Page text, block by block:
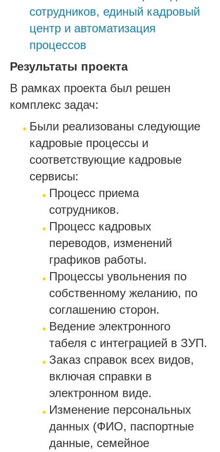
сотрудников, единый кадровый
центр и автоматизация
процессов
Результаты проекта
В рамках проекта был решен
комплекс задач:
Были реализованы следующие
кадровые процессы и
соответствующие кадровые
сервисы:
Процесс приема
сотрудников.
Процесс кадровых
переводов, изменений
графиков работы.
Процессы увольнения по
собственному желанию, по
соглашению сторон.
Ведение электронного
табеля с интеграцией в ЗУП.
Заказ справок всех видов,
включая справки в
электронном виде.
Изменение персональных
данных (ФИО, паспортные
данные, семейное